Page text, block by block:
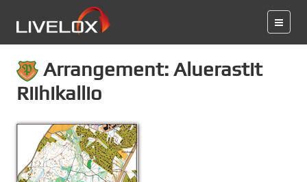
Arrangement: Aluerastit
Riihikallio